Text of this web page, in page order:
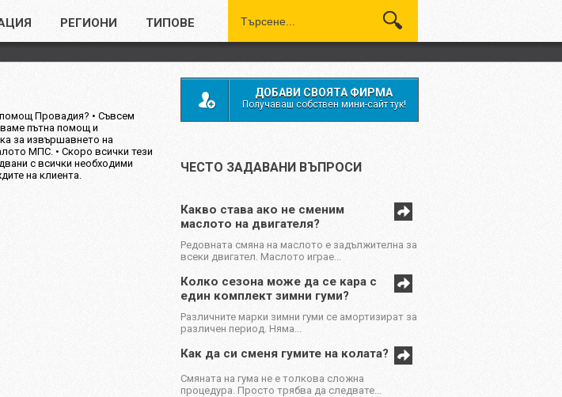
РЕГИОНИ ТИПОВЕ
Провадия? • Съвсем
пътна помощ и
за извършавнето на
МПС. • Скоро всички тези
с всички необходими
на клиента.
ДОБАВИ СВОЯТА ФИРМА
Получаваш собствен мини-сайт тук!
ЧЕСТО ЗАДАВАНИ ВЪПРОСИ
Какво става ако не сменим
маслото на двигателя?
Редовната смяна на маслото е задължителна за
всеки двигател. Маслото играе...
Колко сезона може да се кара с
един комплект зимни гуми?
Различните марки зимни гуми се амортизират за
различен период. Няма...
Как да си сменя гумите на колата?
Смяната на гума не е толкова сложна
процедура. Просто трябва да следвате...